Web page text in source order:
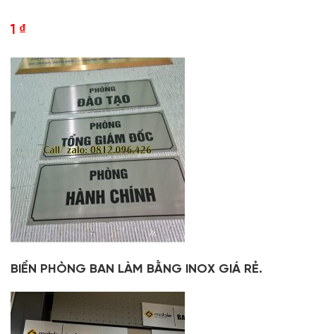
1 ₫
BIỂN PHÒNG BAN LÀM BẰNG INOX GIÁ RẺ.